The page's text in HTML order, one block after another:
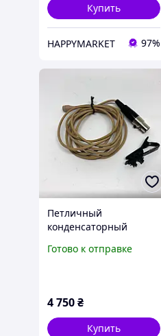
Купить
HAPPYMARKET 97%
Петличный
конденсаторный
(Б/У)
Готово к отправке
4 750₴
Купить